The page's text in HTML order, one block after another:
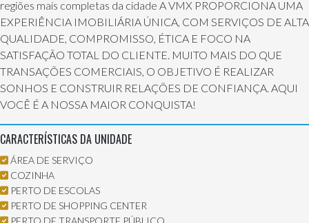
regiões mais completas da cidade A VMX PROPORCIONA UMA
EXPERIÊNCIA IMOBILIÁRIA ÚNICA, COM SERVIÇOS DE ALTA
QUALIDADE, COMPROMISSO, ÉTICA E FOCO NA
SATISFAÇÃO TOTAL DO CLIENTE. MUITO MAIS DO QUE
TRANSAÇÕES COMERCIAIS, O OBJETIVO É REALIZAR
SONHOS E CONSTRUIR RELAÇÕES DE CONFIANÇA. AQUI
VOCÊ É A NOSSA MAIOR CONQUISTA!
CARACTERÍSTICAS DA UNIDADE
ÁREA DE SERVIÇO
COZINHA
PERTO DE ESCOLAS
PERTO DE SHOPPING CENTER